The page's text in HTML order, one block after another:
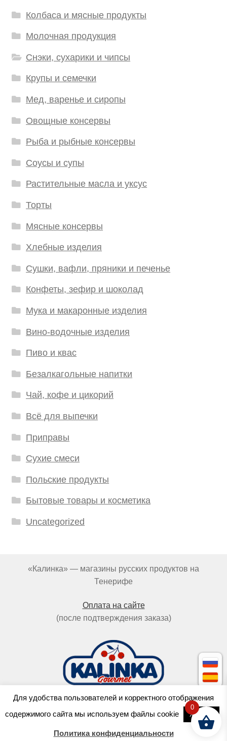
Колбаса и мясные продукты
Молочная продукция
Снэки, сухарики и чипсы
Крупы и семечки
Мед, варенье и сиропы
Овощные консервы
Рыба и рыбные консервы
Соусы и супы
Растительные масла и уксус
Торты
Мясные консервы
Хлебные изделия
Сушки, вафли, пряники и печенье
Конфеты, зефир и шоколад
Мука и макаронные изделия
Вино-водочные изделия
Пиво и квас
Безалкагольные напитки
Чай, кофе и цикорий
Всё для выпечки
Приправы
Сухие смеси
Польские продукты
Бытовые товары и косметика
Uncategorized
«Калинка» — магазины русских продуктов на
Тенерифе
Оплата на сайте
(после подтверждения заказа)
OCTOPUS
Для удобства пользователей и корректного отображения
содержимого сайта мы используем файлы cookie
Хорошо
Политика конфиденциальности
0